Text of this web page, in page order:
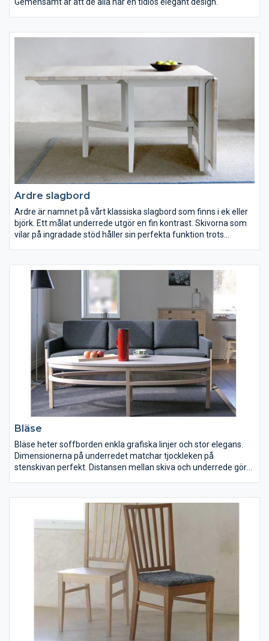
Ardre slagbord
Ardre är namnet på vårt klassiska slagbord som finns i ek eller
björk. Ett målat underrede utgör en fin kontrast. Skivorna som
vilar på ingradade stöd håller sin perfekta funktion trots
Bläse
Bläse heter soffborden enkla grafiska linjer och stor elegans.
Dimensionerna på underredet matchar tjockleken på
stenskivan perfekt. Distansen mellan skiva och underrede gör
större med “dubbla längden” 160×50 cm. I det större bordet
ingår en underskiva som ligger under halva bordet. En extra
underskiva finns att beställa. Bläse finns även i elliptisk form.
Måtten på detta är samma som det stora rektangulära, dvs
längden är 160 cm och bredden 50 cm. Höjden är alltid 50 cm.
Bläse ellips finns endast med kalkstensskiva.